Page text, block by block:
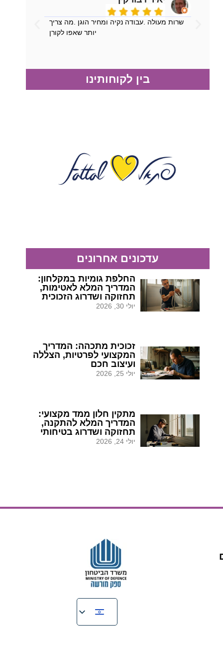
שרות מעולה .עבודה נקיה ומחיר הוגן .מה צריך
יותר שאפו לקורן
בין לקוחותינו
עדכונים אחרונים
החלפת גומיות במקלחון:
המדריך המלא לאטימות,
תחזוקה ושדרוג הזכוכית
יולי 30, 2026
זכוכית מתכהה: המדריך
המקצועי לפרטיות, הצללה
ועיצוב חכם
יולי 25, 2026
מתקין חלון ממד מקצועי:
המדריך המלא להתקנה,
תחזוקה ושדרוג בטיחותי
יולי 24, 2026